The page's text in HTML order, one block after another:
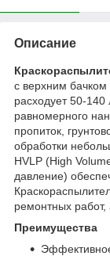
Описание
с верхним
расходует 50-140
равномерного
пропиток,
обработки
HVLP (High
давление)
ремонтных работ,
Преимущества